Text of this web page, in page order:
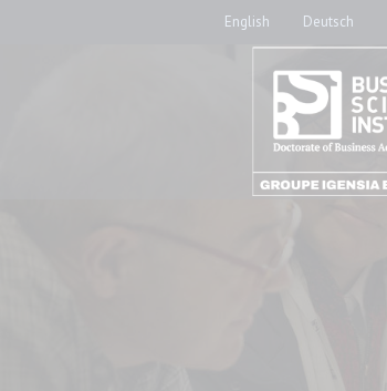
English Deutsch